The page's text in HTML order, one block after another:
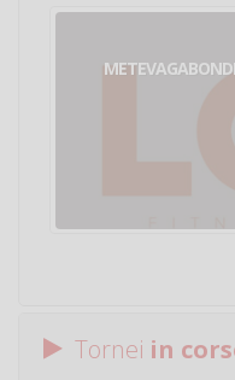
Tornei in